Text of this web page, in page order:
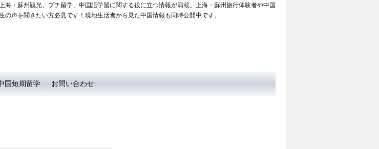
海・蘇州観光、プチ留学、中国語学習に関する役に立つ情報が満載。上海・蘇州旅行体験者や中国
の声を聞きたい方必見です！現地生活者から見た中国情報も同時公開中です。
国短期留学 お問い合わせ